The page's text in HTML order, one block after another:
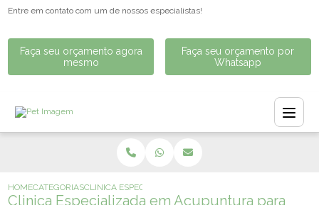
Entre em contato com um de nossos especialistas!
Faça seu orçamento agora
mesmo
Faça seu orçamento por
Whatsapp
HOMECATEGORIASCLINICA ESPECIALIZADA EM ACUPUNTURA PARA
Clinica Especializada em Acupuntura para